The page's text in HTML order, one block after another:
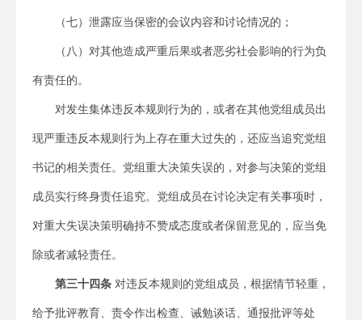
（七）泄露应当保密的会议内容和讨论情况的；
（八）对其他造成严重后果或者恶劣社会影响的行为负
有责任的。
对发生集体违反本规则行为的，或者在其他党组成员出
现严重违反本规则行为上存在重大过失的，还应当追究党组
书记的相关责任。党组重大决策失误的，对参与决策的党组
成员实行终身责任追究。党组成员在讨论决定有关事项时，
对重大失误决策明确持不赞成态度或者保留意见的，应当免
除或者减轻责任。
第三十 四条 对违反本规则的党组成员，根据情节轻重，
给予批评教育、责令作出检查、诫勉谈话、通报批评等处